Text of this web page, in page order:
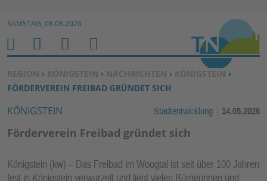
Zum Inhalt springen ↓
SAMSTAG, 08.08.2026
SIE BEFINDEN SICH HIER:
REGION › KÖNIGSTEIN › NACHRICHTEN › KÖNIGSTEIN ›
FÖRDERVEREIN FREIBAD GRÜNDET SICH
KÖNIGSTEIN Stadtentwicklung 14.05.2026
Förderverein Freibad gründet sich
Königstein (kw) – Das Freibad im Woogtal ist seit über 100 Jahren
fest in Königstein verwurzelt und liegt vielen Bürgerinnen und
H
O
M
E
M
E
N
U
S
U
C
H
E
N
B
E
N
Z
R